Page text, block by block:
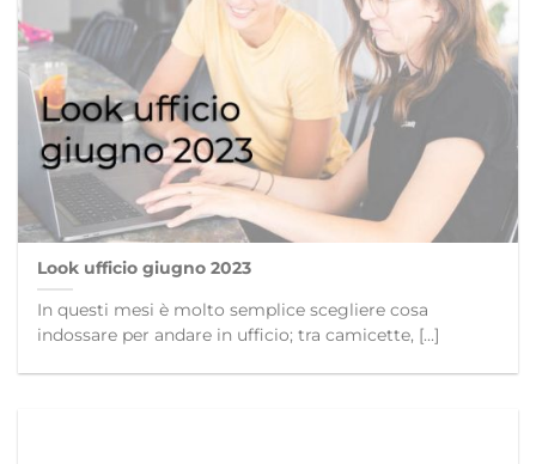
Look ufficio giugno 2023
In questi mesi è molto semplice scegliere cosa
indossare per andare in ufficio; tra camicette, [...]